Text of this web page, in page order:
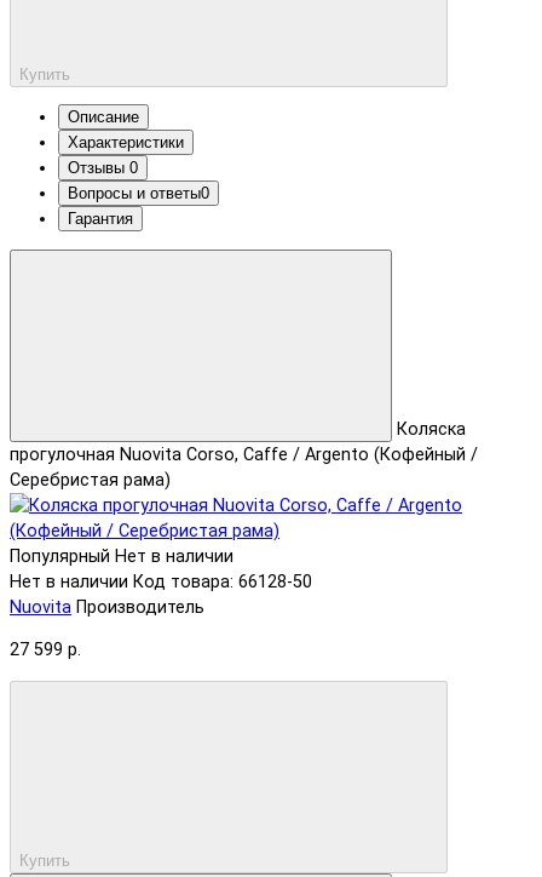
Купить
Описание
Характеристики
Отзывы 0
Вопросы и ответы0
Гарантия
Коляска
прогулочная Nuovita Corso, Caffe / Argento (Кофейный /
Серебристая рама)
Популярный Нет в наличии
Нет в наличии Код товара: 66128-50
Nuovita Производитель
27 599 р.
Купить